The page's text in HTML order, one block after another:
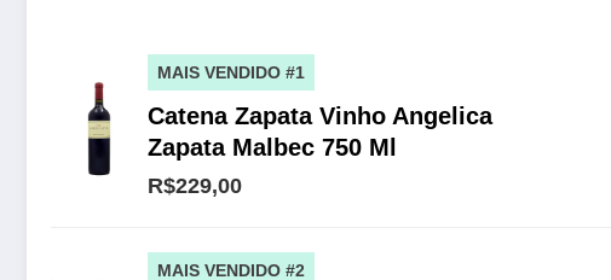
MAIS VENDIDO #1
Catena Zapata Vinho Angelica
Zapata Malbec 750 Ml
R$229,00
MAIS VENDIDO #2